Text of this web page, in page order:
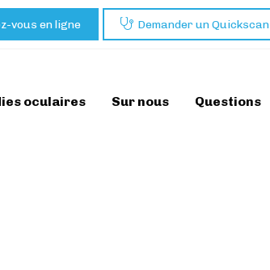
vous en ligne Demander un Quickscan
oculaires Sur nous Questions